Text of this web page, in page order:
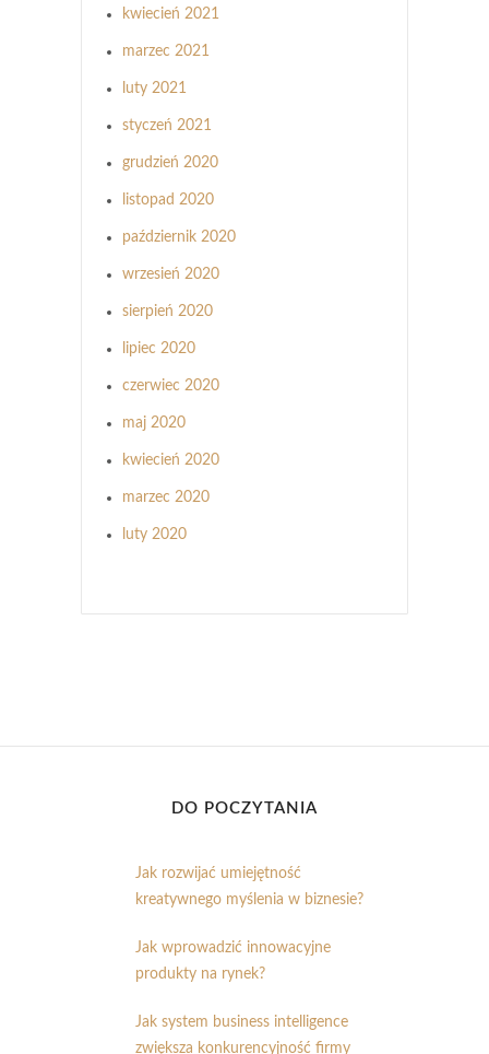
kwiecień 2021
marzec 2021
luty 2021
styczeń 2021
grudzień 2020
listopad 2020
październik 2020
wrzesień 2020
sierpień 2020
lipiec 2020
czerwiec 2020
maj 2020
kwiecień 2020
marzec 2020
luty 2020
DO POCZYTANIA
Jak rozwijać umiejętność
kreatywnego myślenia w biznesie?
Jak wprowadzić innowacyjne
produkty na rynek?
Jak system business intelligence
zwiększa konkurencyjność firmy